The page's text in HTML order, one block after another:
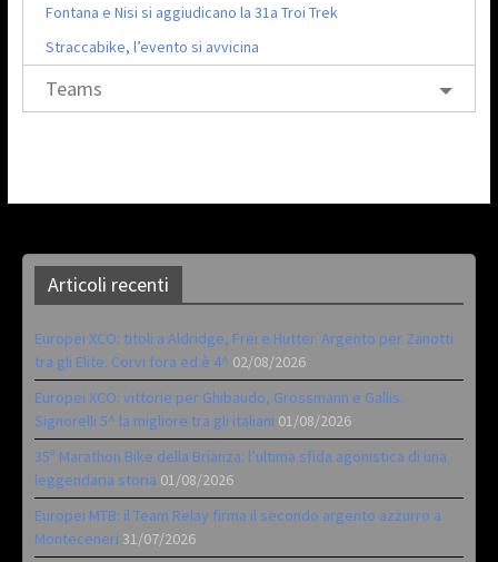
Fontana e Nisi si aggiudicano la 31a Troi Trek
Straccabike, l’evento si avvicina
Teams
Articoli recenti
Europei XCO: titoli a Aldridge, Frei e Hutter. Argento per Zanotti
tra gli Elite. Corvi fora ed è 4^ 02/08/2026
Europei XCO: vittorie per Ghibaudo, Grossmann e Gallis.
Signorelli 5^ la migliore tra gli italiani 01/08/2026
35ª Marathon Bike della Brianza: l’ultima sfida agonistica di una
leggendaria storia 01/08/2026
Europei MTB: il Team Relay firma il secondo argento azzurro a
Monteceneri 31/07/2026